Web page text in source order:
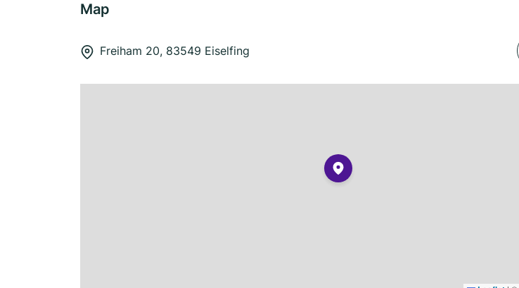
Map
Freiham 20, 83549 Eiselfing